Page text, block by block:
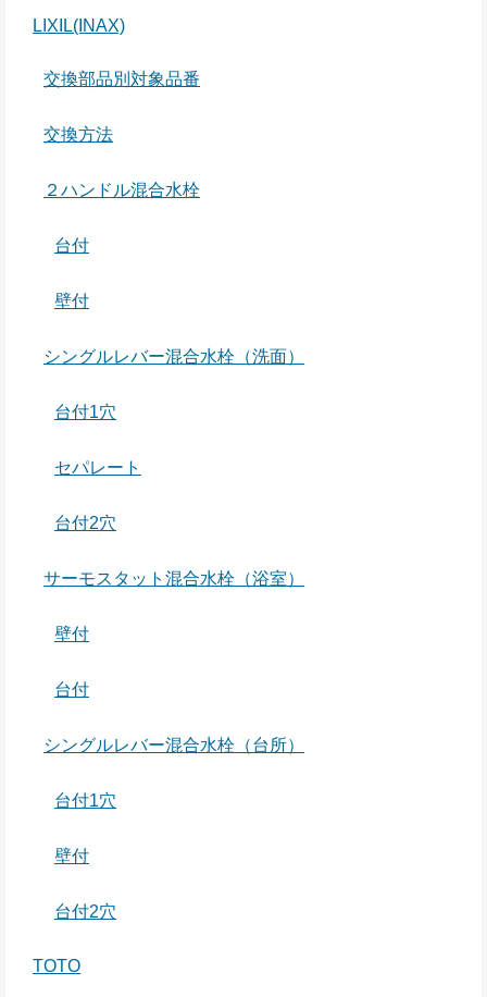
LIXIL(INAX)
交換部品別対象品番
交換方法
２ハンドル混合水栓
台付
壁付
シングルレバー混合水栓（洗面）
台付1穴
セパレート
台付2穴
サーモスタット混合水栓（浴室）
壁付
台付
シングルレバー混合水栓（台所）
台付1穴
壁付
台付2穴
TOTO